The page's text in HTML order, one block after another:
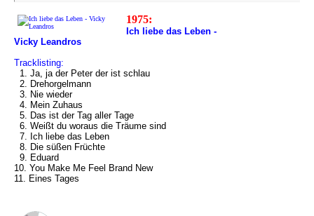
1975:
Ich liebe das Leben -
Vicky Leandros
Tracklisting:
1. Ja, ja der Peter der ist schlau
2. Drehorgelmann
3. Nie wieder
4. Mein Zuhaus
5. Das ist der Tag aller Tage
6. Weißt du woraus die Träume sind
7. Ich liebe das Leben
8. Die süßen Früchte
9. Eduard
10. You Make Me Feel Brand New
11. Eines Tages